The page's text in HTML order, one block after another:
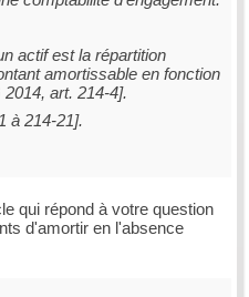
actif est la répartition
amortissable en fonction
art. 214-4].
à 214-21].
qui répond à votre question
d'amortir en l'absence